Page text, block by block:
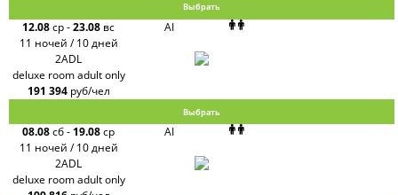
Выбрать
12.08ср-23.08 вс
11 ночей / 10 дней
AI
2ADL
deluxe room adult only
191 394 руб/чел
Выбрать
08.08сб- 19.08ср
11 ночей / 10 дней
AI
2ADL
deluxe room adult only